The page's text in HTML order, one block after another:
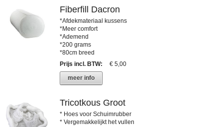
Fiberfill Dacron
*Afdekmateriaal kussens
*Meer comfort
*Ademend
*200 grams
*80cm breed
Prijs incl. BTW:
€ 5,00
meer info
Tricotkous Groot
* Hoes voor Schuimrubber
* Vergemakkelijkt het vullen